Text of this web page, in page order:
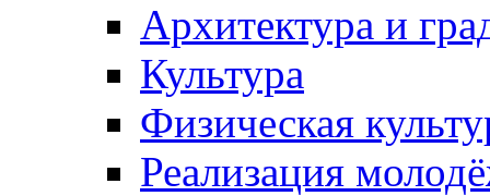
Архитектура и
Культура
Физическая
Реализация